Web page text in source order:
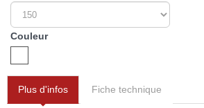
Couleur
Plus d'infos Fiche technique